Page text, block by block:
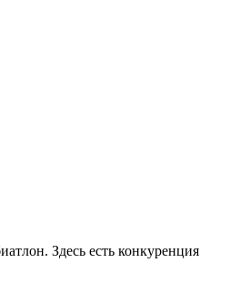
Здесь есть конкуренция